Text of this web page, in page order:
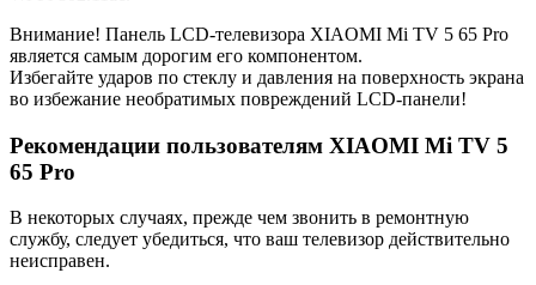
Внимание! Панель LCD-телевизора XIAOMI Mi TV 5 65 Pro
является самым дорогим его компонентом.
Избегайте ударов по стеклу и давления на поверхность экрана
во избежание необратимых повреждений LCD-панели!
Рекомендации пользователям XIAOMI Mi TV 5
65 Pro
В некоторых случаях, прежде чем звонить в ремонтную
службу, следует убедиться, что ваш телевизор действительно
неисправен.